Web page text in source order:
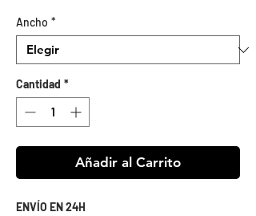
oferta
Ancho *
Cantidad *
Añadir al Carrito
ENVÍO EN 24H